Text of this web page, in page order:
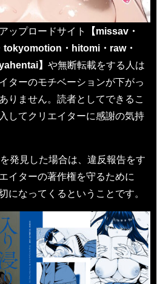
ップロードサイト
【missav・
・hitomi・raw・
】 や無断転載をする人は
ターのモチベーションが下がっ
りません。読者としてできるこ
してクリエイターに感謝の気持
発見した場合は、違反報告をす
イターの著作権を守るために
になってくるということです。